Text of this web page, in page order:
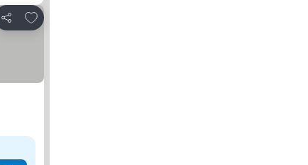
Partilhar
Adicionar aos favoritos